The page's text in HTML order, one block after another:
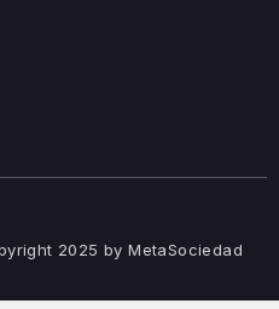
2025 by MetaSociedad